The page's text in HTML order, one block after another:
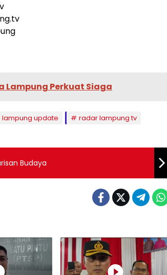
Lampung Perkuat Siaga
lampung update
radar lampung tv
Budaya